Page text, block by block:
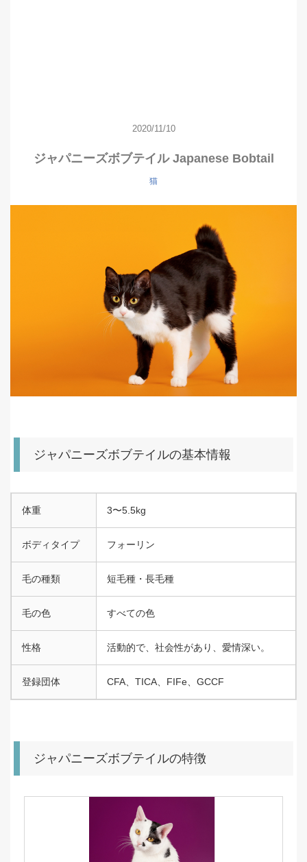
2020/11/10
ジャパニーズボブテイル Japanese Bobtail
猫
ジャパニーズボブテイルの基本情報
体重 3〜5.5kg
ボディタイプ フォーリン
毛の種類 短毛種・長毛種
毛の色 すべての色
性格 活動的で、社会性があり、愛情深い。
登録団体 CFA、TICA、FIFe、GCCF
ジャパニーズボブテイルの特徴